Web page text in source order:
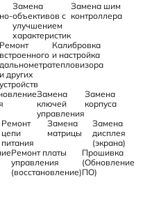
Замена
объективов с
улучшением
характеристик
Замена шим
контроллера
Ремонт
встроенного
дальнометра
и других
устройств
Калибровка
и настройка
тепловизора
Замена
ключей
управления
Замена
корпуса
Ремонт
цепи
питания
Замена
матрицы
Замена
дисплея
(экрана)
Ремонт платы
управления
(восстановление)
Прошивка
(Обновление
ПО)